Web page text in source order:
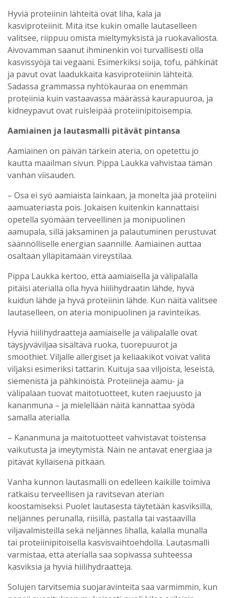
Hyviä proteiinin lähteitä ovat liha, kala ja
kasviproteiinit. Mitä itse kukin omalle lautaselleen
valitsee, riippuu omista mieltymyksistä ja ruokavaliosta.
Aivovamman saanut ihminenkin voi turvallisesti olla
kasvissyöjä tai vegaani. Esimerkiksi soija, tofu, pähkinät
ja pavut ovat laadukkaita kasviproteiinin lähteitä.
Sadassa grammassa nyhtökauraa on enemmän
proteiinia kuin vastaavassa määrässä kaurapuuroa, ja
kidneypavut ovat ruisleipää proteiinipitoisempia.
Aamiainen ja lautasmalli pitävät pintansa
Aamiainen on päivän tärkein ateria, on opetettu jo
kautta maailman sivun. Pippa Laukka vahvistaa tämän
vanhan viisauden.
– Osa ei syö aamiaista lainkaan, ja monelta jää proteiini
aamuateriasta pois. Jokaisen kuitenkin kannattaisi
opetella syömään terveellinen ja monipuolinen
aamupala, sillä jaksaminen ja palautuminen perustuvat
säännölliselle energian saannille. Aamiainen auttaa
osaltaan ylläpitämään vireystilaa.
Pippa Laukka kertoo, että aamiaisella ja välipalalla
pitäisi aterialla olla hyvä hiilihydraatin lähde, hyvä
kuidun lähde ja hyvä proteiinin lähde. Kun näitä valitsee
lautaselleen, on ateria monipuolinen ja ravinteikas.
Hyviä hiilihydraatteja aamiaiselle ja välipalalle ovat
täysjyväviljaa sisältävä ruoka, tuorepuurot ja
smoothiet. Viljalle allergiset ja keliaakikot voivat valita
viljaksi esimeriksi tattarin. Kuituja saa viljoista, leseistä,
siemenistä ja pähkinöistä. Proteiineja aamu- ja
välipalaan tuovat maitotuotteet, kuten raejuusto ja
kananmuna – ja mielellään näitä kannattaa syödä
samalla aterialla.
– Kananmuna ja maitotuotteet vahvistavat toistensa
vaikutusta ja imeytymistä. Näin ne antavat energiaa ja
pitävät kylläisenä pitkään.
Vanha kunnon lautasmalli on edelleen kaikille toimiva
ratkaisu terveellisen ja ravitsevan aterian
koostamiseksi. Puolet lautasesta täytetään kasviksilla,
neljännes perunalla, riisillä, pastalla tai vastaavilla
viljavalmisteilla sekä neljännes lihalla, kalalla munalla
tai proteiinipitoisella kasvisvaihtoehdolla. Lautasmalli
varmistaa, että aterialla saa sopivassa suhteessa
kasviksia ja hyviä hiilihydraatteja.
Solujen tarvitsemia suojaravinteita saa varmimmin, kun